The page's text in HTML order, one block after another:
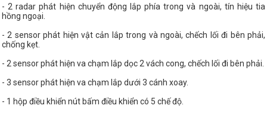
- 2 radar phát hiện chuyển động lắp phía trong và ngoài, tín hiệu tia
hồng ngoại.
- 2 sensor phát hiện vật cản lắp trong và ngoài, chếch lối đi bên phải,
chống kẹt.
- 2 sensor phát hiện va chạm lắp dọc 2 vách cong, chếch lối đi bên phải.
- 3 sensor phát hiện va chạm lắp dưới 3 cánh xoay.
- 1 hộp điều khiển nút bấm điều khiển có 5 chế độ.